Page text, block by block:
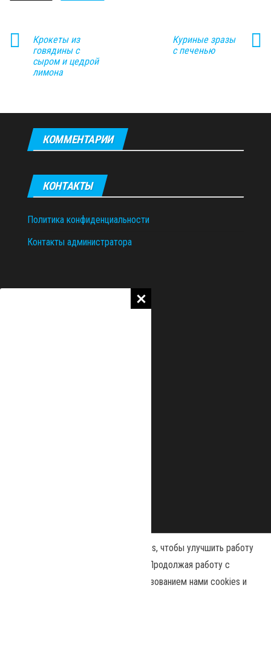
Крокеты из
говядины с
сыром и цедрой
лимона
Куриные зразы
с печенью
КОММЕНТАРИИ
КОНТАКТЫ
Политика конфиденциальности
Контакты администратора
Наш сайт использует файлы cookies, чтобы улучшить работу
и повысить эффективность сайта. Продолжая работу с
сайтом, вы соглашаетесь с использованием нами cookies и